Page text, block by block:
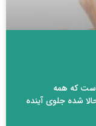
که همه
شده جلوی آینده